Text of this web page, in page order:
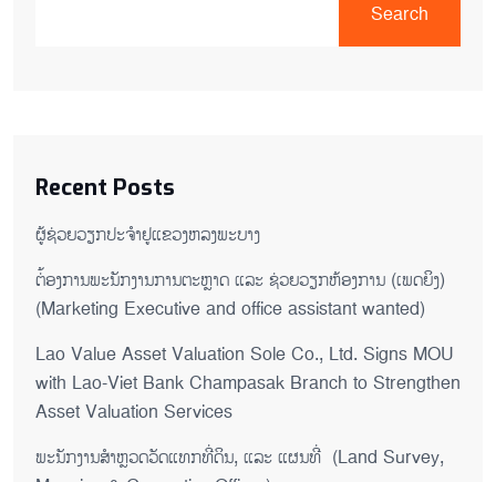
Search
Recent Posts
ຜູ້ຊ່ວຍ​ວຽກປະ​ຈຳ​ຢູ​​ແຂວງຫລງ​ພະ​ບາງ
ຕ່້ອງການພະນັກງານການຕະຫຼາດ ແລະ ຊ່ວຍ​ວຽກ​ຫ້ອງ​ການ (ເພດ​ຍິງ)
(Marketing Executive and office assistant wanted)
Lao Value Asset Valuation Sole Co., Ltd. Signs MOU
with Lao-Viet Bank Champasak Branch to Strengthen
Asset Valuation Services
ພະນັກງານສຳຫຼວດວັດແທກທີ່ດິນ, ແລະ ແຜນທີ່ (Land Survey,